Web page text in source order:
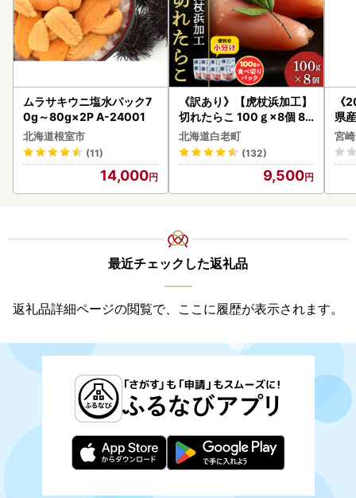
ムラサキウニ塩水パック7
0g～80g×2P A-24001
北海道根室市
(11)
14,000
《訳あり》【虎杖浜加工】
切れたらこ 100ｇ×8個 80
0g AK081
北海道白老町
(132)
9,500
《
県
セ
宮
最近チェックした返礼品
返礼品詳細ページの閲覧で、ここに履歴が表示されます。